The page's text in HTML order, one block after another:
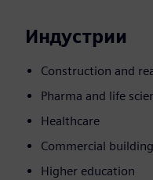
Индустрии
Construction and
Pharma and life
Healthcare
Commercial
Higher education